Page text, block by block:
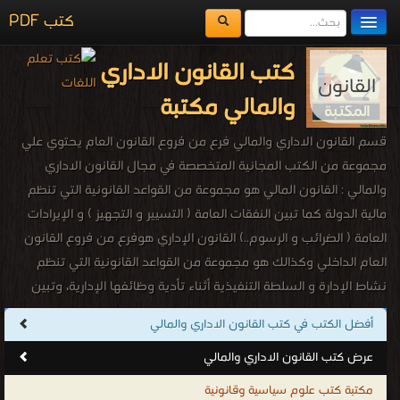
كتب PDF
مكتبة الكتب
المكتبات
يُقرأ حالياً
الفهرس
اضف كتاب
كتب القانون الاداري
والمالي مكتبة
قسم القانون الاداري والمالي فرع من فروع القانون العام يحتوي علي
مجموعة من الكتب المجانية المتخصصة في مجال القانون الاداري
والمالي : القانون المالي هو مجموعة من القواعد القانونية التي تنظم
مالية الدولة كما تبين النفقات العامة ( التسيير و التجهيز ) و الإيرادات
العامة ( الضرائب و الرسوم..) القانون الإداري هوفرع من فروع القانون
العام الداخلي وكذالك هو مجموعة من القواعد القانونية التي تنظم
نشاط الإدارة و السلطة التنفيذية أثناء تأدية وظائفها الإدارية، وتبين
كيفية إدارتها للمرافق العامة واستغلالها للأموال العامة بالإضافة إلى
تحديد علاقة الدولة بموظفيها من حيث التعيين والترقية والتكليف
والإعارة وغير ذلك من العلاقات. وهو فرع من القانون العام. ويعتبر
الفقيه الفرنسي رينيه تشابوس أول من استخدم مصطلح (القانون
أفضل الكتب في كتب القانون الاداري والمالي
عرض كتب القانون الاداري والمالي
مكتبة كتب علوم سياسية وقانونية